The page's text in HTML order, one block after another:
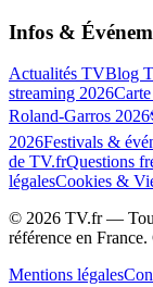
Infos &
Actualités TVBlog
streaming 2026
Roland-Garros 2026
2026Festivals &
de TV.frQuestions
légalesCookies &
© 2026 TV.fr —
référence en France.
Mentions légales